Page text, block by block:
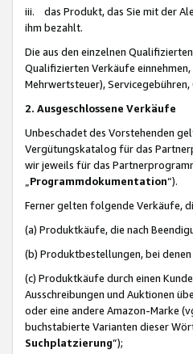
iii. das Produkt, das Sie mit der
ihm bezahlt.
Die aus den einzelnen
Qualifizierten Verkäufe
Mehrwertsteuer),
2. Ausgeschlossene Verkäufe
Unbeschadet des Vorstehenden
Vergütungskatalog für das
wir jeweils für das
Programmdokumentation“).
Ferner gelten folgende Verkäufe,
(a) Produktkäufe, die nach
(b) Produktbestellungen, bei
(c) Produktkäufe durch einen
Ausschreibungen und Auktionen
oder eine andere Amazon-Marke
buchstabierte Varianten dieser
Suchplatzierung”);